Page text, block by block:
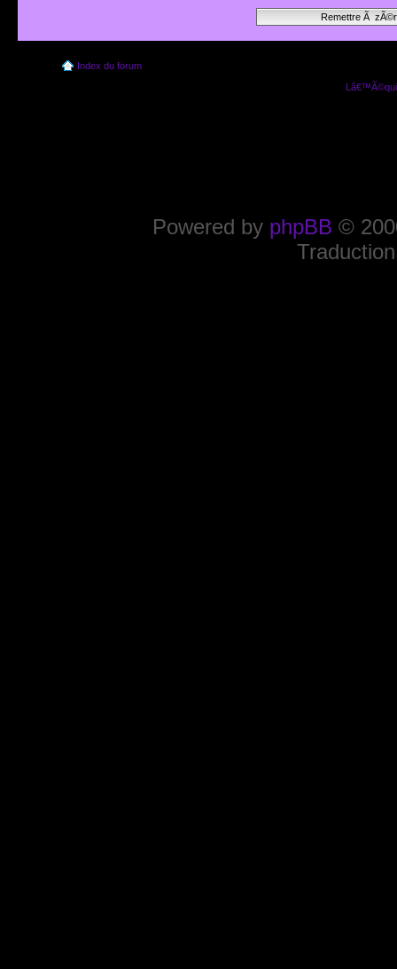
Index du forum
Powered by phpBB ©